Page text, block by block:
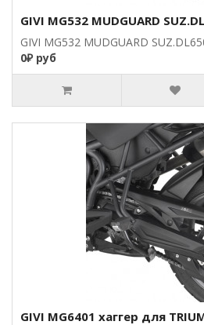
GIVI MG532 MUDGUARD
GIVI MG532 MUDGUARD
0₽ руб
GIVI MG6401 хаггер для